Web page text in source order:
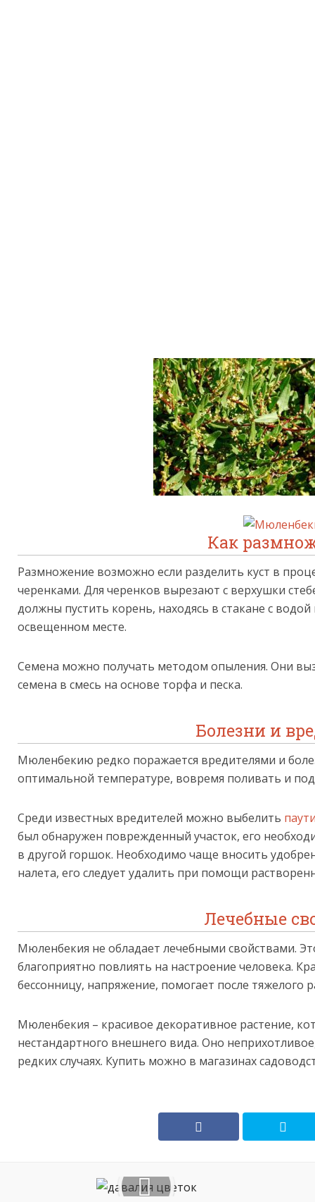
Как
Размножение возможно если разделить куст в
черенками. Для черенков вырезают с верхушки
должны пустить корень, находясь в стакане с
освещенном месте.
Семена можно получать методом опыления. Они
семена в смесь на основе торфа и песка.
Болезни и
Мюленбекию редко поражается вредителями и
оптимальной температуре, вовремя поливать и
Среди известных вредителей можно выбелить
был обнаружен поврежденный участок, его
в другой горшок. Необходимо чаще вносить
налета, его следует удалить при помощи
Лечебные
Мюленбекия не обладает лечебными свойствами.
благоприятно повлиять на настроение человека.
бессонницу, напряжение, помогает после тяжелого
Мюленбекия – красивое декоративное растение,
нестандартного внешнего вида. Оно
редких случаях. Купить можно в магазинах